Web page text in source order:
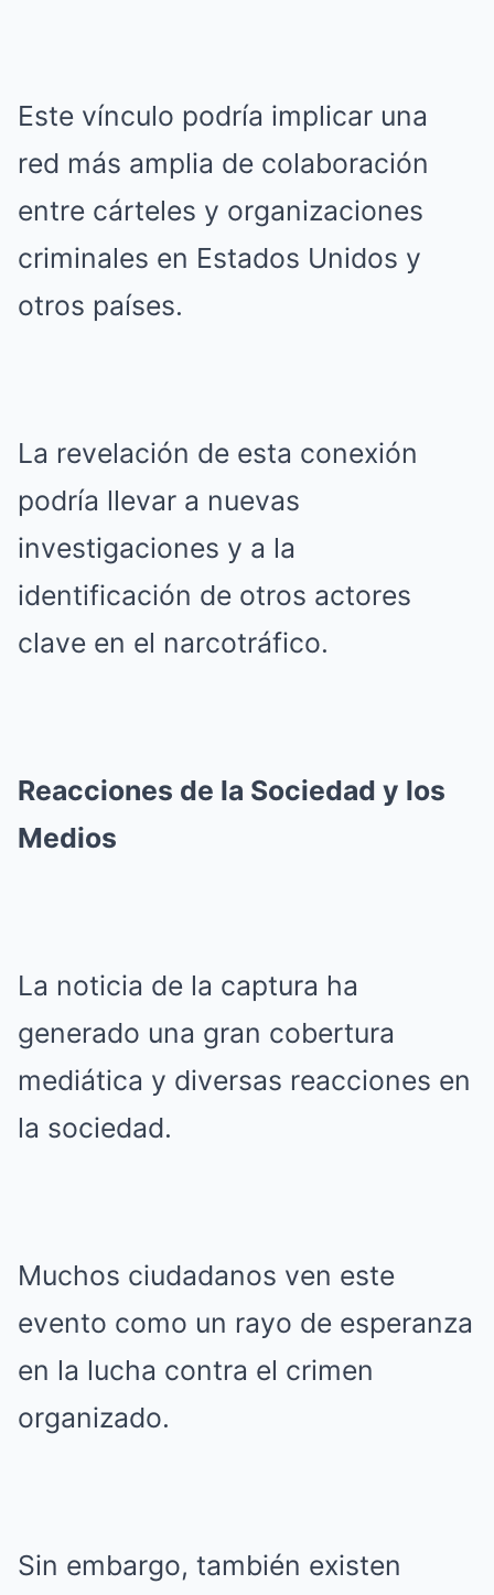
Este vínculo podría implicar una
red más amplia de colaboración
entre cárteles y organizaciones
criminales en Estados Unidos y
otros países.
La revelación de esta conexión
podría llevar a nuevas
investigaciones y a la
identificación de otros actores
clave en el narcotráfico.
Reacciones de la Sociedad y los
Medios
La noticia de la captura ha
generado una gran cobertura
mediática y diversas reacciones en
la sociedad.
Muchos ciudadanos ven este
evento como un rayo de esperanza
en la lucha contra el crimen
organizado.
Sin embargo, también existen